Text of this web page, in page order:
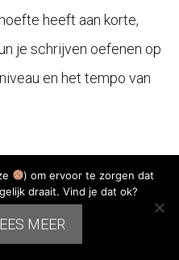
heeft aan korte,
je schrijven oefenen op
en het tempo van
meer structuur
als je thuis meer
) om ervoor te zorgen dat
draait. Vind je dat ok?
MEER